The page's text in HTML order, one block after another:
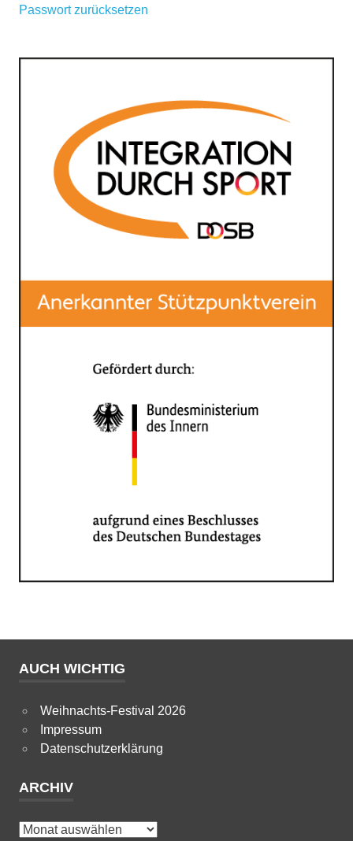
Passwort zurücksetzen
AUCH WICHTIG
Weihnachts-Festival 2026
Impressum
Datenschutzerklärung
ARCHIV
Archiv